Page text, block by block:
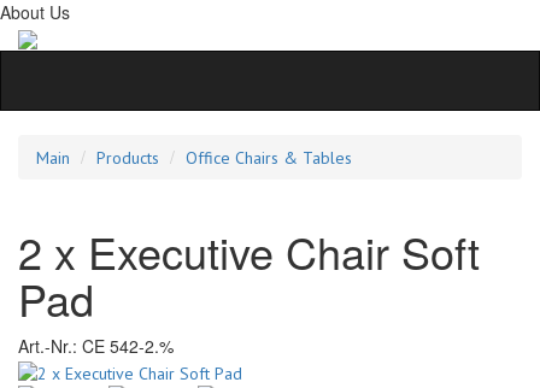
About Us
Main Products Office Chairs & Tables
2 x Executive Chair Soft
Pad
Art.-Nr.: CE 542-2.%